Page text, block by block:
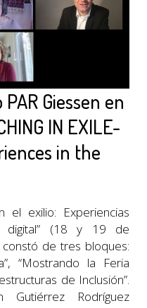
Giessen en
IN EXILE-
in the
el exilio: Experiencias
digital” (18 y 19 de
de tres bloques:
“Mostrando la Feria
de Inclusión”.
Gutiérrez Rodríguez